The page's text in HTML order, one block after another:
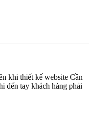
khi thiết kế website Cần
đến tay khách hàng phải